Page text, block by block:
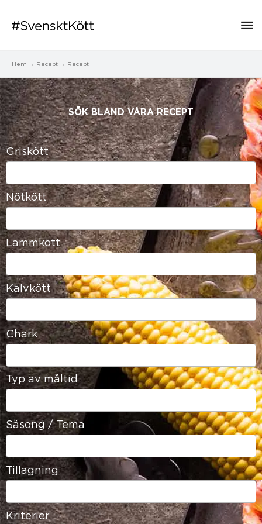
Hem Recept Recept
SÖK BLAND VÅRA RECEPT​
Griskött
43
results
available
Nötkött
36
results
available
Lammkött
28
results
available
Kalvkött
16
results
available
Chark
21
results
available
Typ av måltid
22
results
Säsong / Tema
13
results
Tillagning
15
results
available
Kriterier
12